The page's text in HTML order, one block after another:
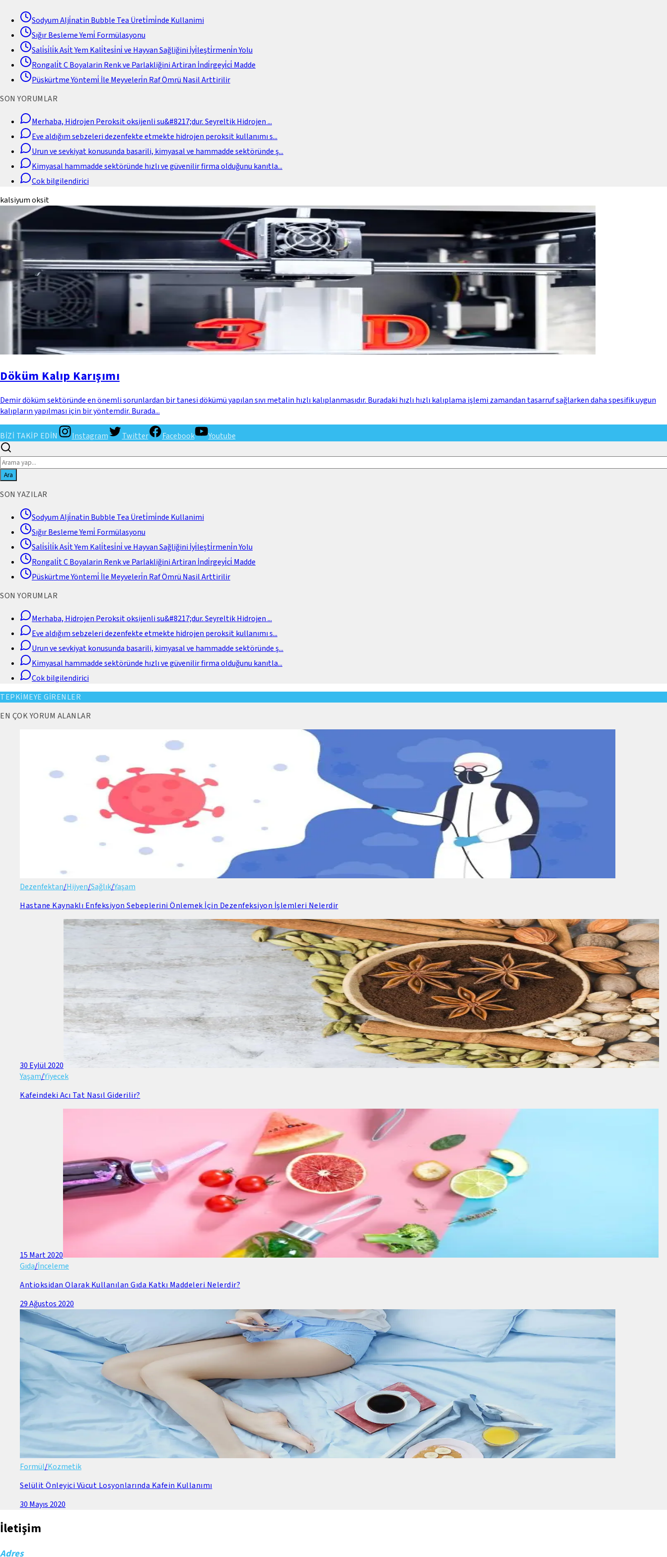
Sodyum Alji̇natin Bubble Tea Üreti̇mi̇nde Kullanimi
Sığır Besleme Yemi̇ Formülasyonu
Sali̇si̇li̇k Asi̇t Yem Kali̇tesi̇ni̇ ve Hayvan Sağliğini İyi̇leşti̇rmeni̇n Yolu
Rongali̇t C Boyalarin Renk ve Parlakliğini Artiran İndi̇rgeyi̇ci̇ Madde
Püskürtme Yöntemi̇ İle Meyveleri̇n Raf Ömrü Nasil Arttirilir
SON YORUMLAR
Merhaba, Hidrojen Peroksit oksijenli su&#8217;dur. Seyreltik Hidrojen...
Eve aldığım sebzeleri dezenfekte etmekte hidrojen peroksit kullanımı s...
Urun ve sevkiyat konusunda basarili, kimyasal ve hammadde sektöründe ş...
Kimyasal hammadde sektöründe hızlı ve güvenilir firma olduğunu kanıtla...
Cok bilgilendirici
kalsiyum oksit
Döküm Kalıp Karışımı
Demir döküm sektöründe en önemli sorunlardan bir tanesi dökümü yapılan sıvı metalin hızlı kalıplanmasıdır. Buradaki hızlı hızlı kalıplama işlemi zamandan tasarruf sağlarken daha spesifik uygun
kalıpların yapılması için bir yöntemdir. Burada...
BİZİ TAKİP EDİN Instagram Twitter Facebook Youtube
Ara
SON YAZILAR
Sodyum Alji̇natin Bubble Tea Üreti̇mi̇nde Kullanimi
Sığır Besleme Yemi̇ Formülasyonu
Sali̇si̇li̇k Asi̇t Yem Kali̇tesi̇ni̇ ve Hayvan Sağliğini İyi̇leşti̇rmeni̇n Yolu
Rongali̇t C Boyalarin Renk ve Parlakliğini Artiran İndi̇rgeyi̇ci̇ Madde
Püskürtme Yöntemi̇ İle Meyveleri̇n Raf Ömrü Nasil Arttirilir
SON YORUMLAR
Merhaba, Hidrojen Peroksit oksijenli su&#8217;dur. Seyreltik Hidrojen...
Eve aldığım sebzeleri dezenfekte etmekte hidrojen peroksit kullanımı s...
Urun ve sevkiyat konusunda basarili, kimyasal ve hammadde sektöründe ş...
Kimyasal hammadde sektöründe hızlı ve güvenilir firma olduğunu kanıtla...
Cok bilgilendirici
TEPKİMEYE GİRENLER
EN ÇOK YORUM ALANLAR
Dezenfektan/Hijyen/Sağlık/Yaşam
Hastane Kaynaklı Enfeksiyon Sebeplerini Önlemek İçin Dezenfeksiyon İşlemleri Nelerdir
30 Eylül 2020
Yaşam/Yiyecek
Kafeindeki Acı Tat Nasıl Giderilir?
15 Mart 2020
Gıda/İnceleme
Antioksidan Olarak Kullanılan Gıda Katkı Maddeleri Nelerdir?
29 Ağustos 2020
Formül/Kozmetik
Selülit Önleyici Vücut Losyonlarında Kafein Kullanımı
30 Mayıs 2020
İletişim
Adres